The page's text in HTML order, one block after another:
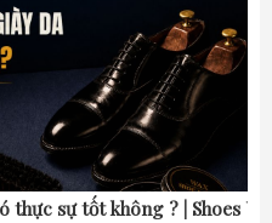
tốt không ? | Shoes Up